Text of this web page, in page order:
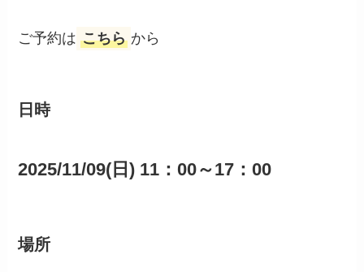
ご予約は こちら から
日時
2025/11/09(日) 11：00～17：00
場所